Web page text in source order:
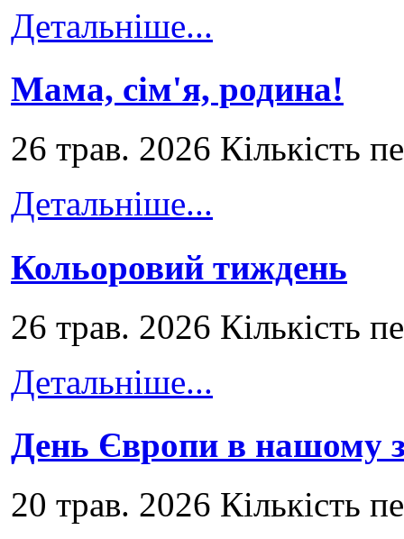
Детальніше...
Мама, сім'я, родина!
26 трав. 2026 Кількість
Детальніше...
Кольоровий тиждень
26 трав. 2026 Кількість
Детальніше...
День Європи в нашому
20 трав. 2026 Кількість